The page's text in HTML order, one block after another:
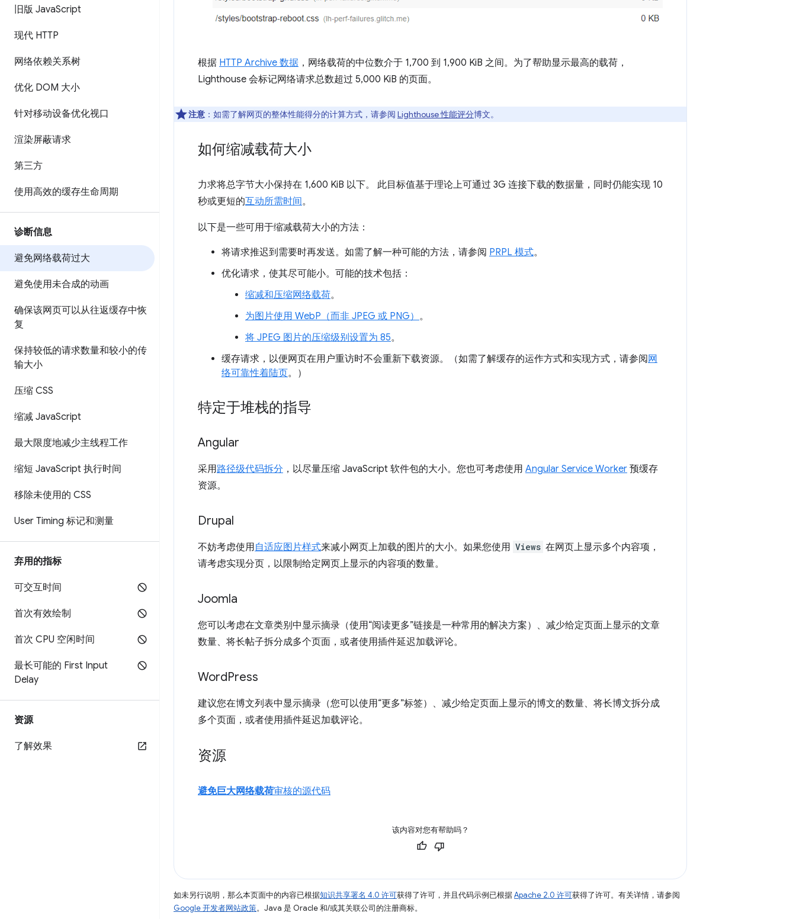
旧版 JavaScript
现代 HTTP
网络依赖关系树
优化 DOM 大小
针对移动设备优化视口
渲染屏蔽请求
第三方
使用高效的缓存生命周期
诊断信息
避免网络载荷过大
避免使用未合成的动画
确保该网页可以从往返缓存中恢
复
保持较低的请求数量和较小的传
输大小
压缩 CSS
缩减 JavaScript
最大限度地减少主线程工作
缩短 JavaScript 执行时间
移除未使用的 CSS
User Timing 标记和测量
弃用的指标
可交互时间
首次有效绘制
首次 CPU 空闲时间
最长可能的 First Input
Delay
资源
了解效果
根据 HTTP Archive 数据 ，网络载荷的中位数介于 1,700 到 1,900 KiB 之间。为了帮助显示最高的载荷，
Lighthouse 会标记网络请求总数超过 5,000 KiB 的页面。
注意 ：如需了解网页的整体性能得分的计算方式，请参阅 Lighthouse 性能评分博文。
如何缩减载荷大小
力求将总字节大小保持在 1,600 KiB 以下。 此目标值基于理论上可通过 3G 连接下载的数据量，同时仍能实现 10
秒或更短的互动所需时间。
以下是一些可用于缩减载荷大小的方法：
将请求推迟到需要时再发送。如需了解一种可能的方法，请参阅 PRPL 模式。
优化请求，使其尽可能小。可能的技术包括：
缩减和压缩网络载荷。
为图片使用 WebP（而非 JPEG 或 PNG） 。
将 JPEG 图片的压缩级别设置为 85。
缓存请求，以便网页在用户重访时不会重新下载资源。（如需了解缓存的运作方式和实现方式，请参阅 网
络可靠性着陆页。）
特定于堆栈的指导
Angular
采用路径级代码拆分 ，以尽量压缩 JavaScript 软件包的大小。您也可考虑使用 Angular Service Worker 预缓存
资源。
Drupal
不妨考虑使用自适应图片样式来减小网页上加载的图片的大小。如果您使用 Views 在网页上显示多个内容项，
请考虑实现分页，以限制给定网页上显示的内容项的数量。
Joomla
您可以考虑在文章类别中显示摘录（使用“阅读更多”链接是一种常用的解决方案）、减少给定页面上显示的文章
数量、将长帖子拆分成多个页面，或者使用插件延迟加载评论。
WordPress
建议您在博文列表中显示摘录（您可以使用“更多”标签）、减少给定页面上显示的博文的数量、将长博文拆分成
多个页面，或者使用插件延迟加载评论。
资源
避免巨大网络载荷审核的源代码
该内容对您有帮助吗？
如未另行说明，那么本页面中的内容已根据知识共享署名 4.0 许可获得了许可，并且代码示例已根据Apache 2.0 许可获得了许可。有关详情，请参阅
Google 开发者网站政策。Java 是 Oracle 和/或其关联公司的注册商标。